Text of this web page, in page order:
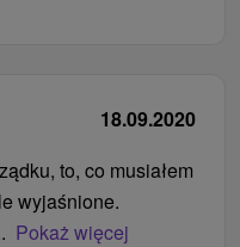
18.09.2020
to, co musiałem
wyjaśnione.
Pokaż więcej